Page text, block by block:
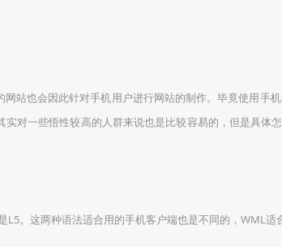
站也会因此针对手机用户进行网站的制作。毕竟使用手
对一些悟性较高的人群来说也是比较容易的，但是具体
这两种语法适合用的手机客户端也是不同的，WML适